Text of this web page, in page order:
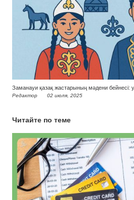
Заманауи қазақ жастарының мәдени бейнесі:
Редактор 02 июля, 2025
Читайте по теме